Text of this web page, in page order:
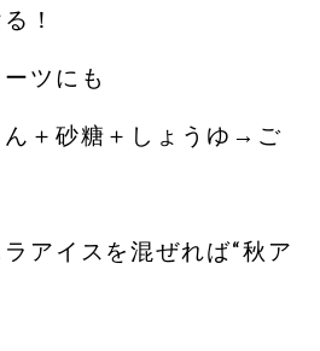
！
ツにも
ん＋砂糖＋しょうゆ→ご
アイスを混ぜれば“秋ア